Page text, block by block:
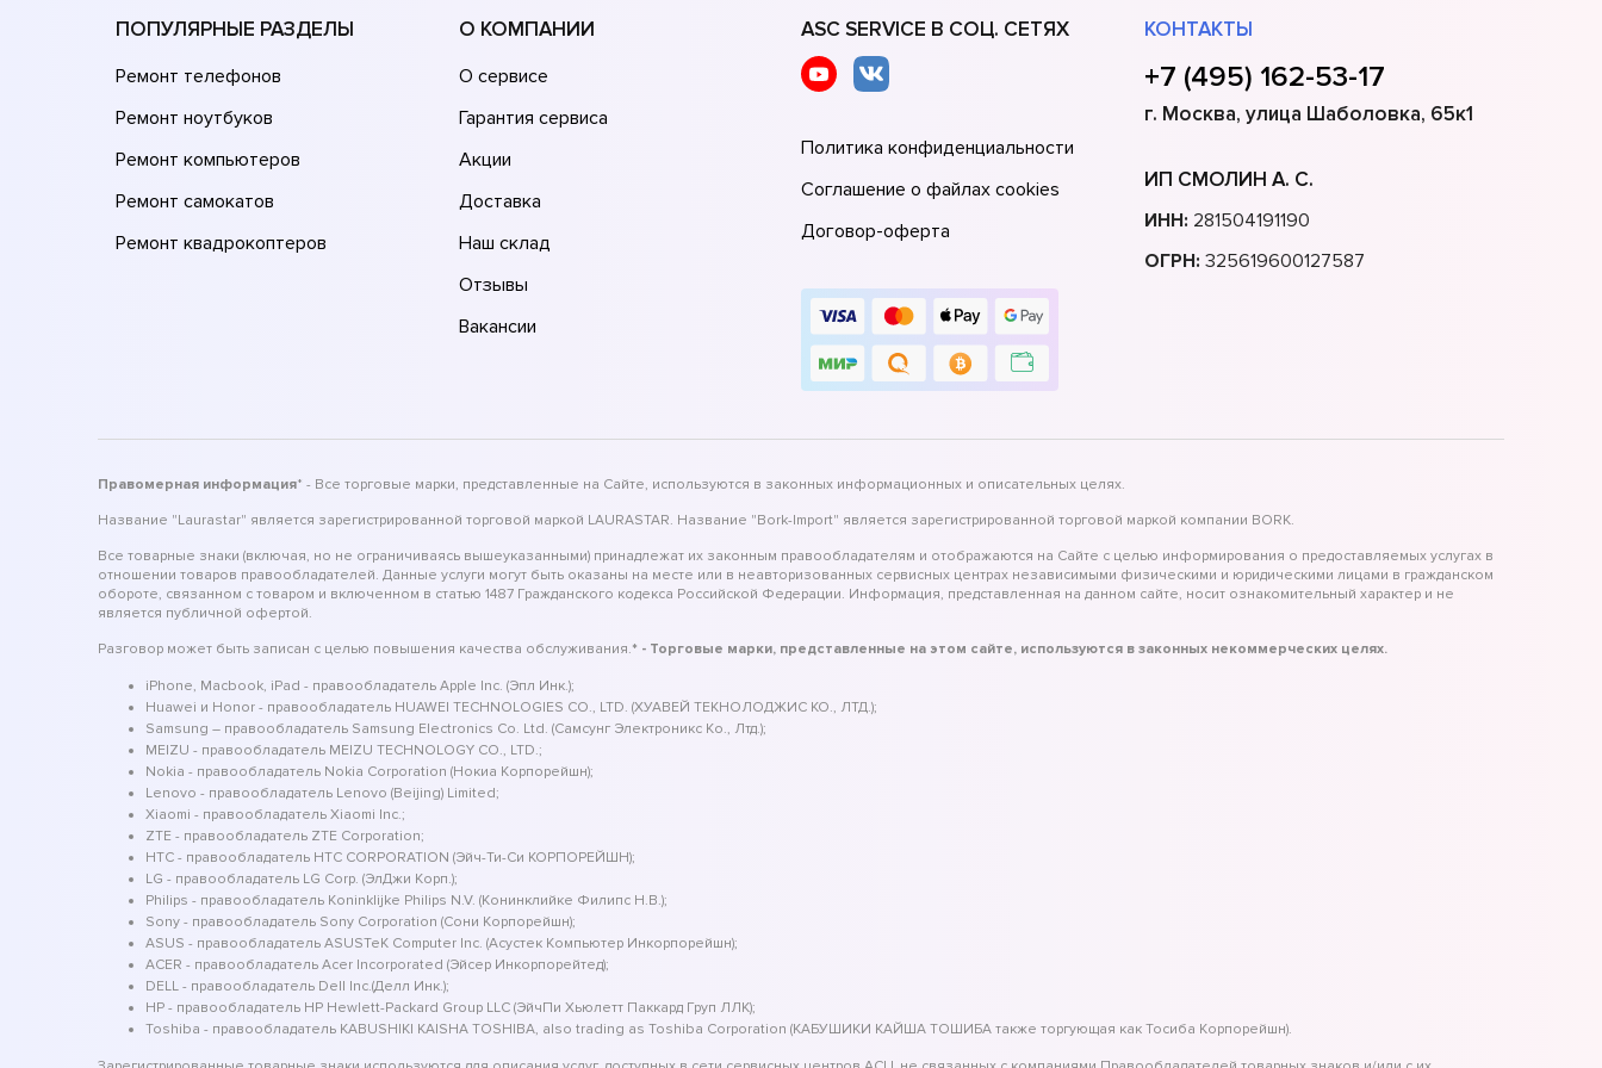
ПОПУЛЯРНЫЕ РАЗДЕЛЫ
Ремонт телефонов
Ремонт ноутбуков
Ремонт компьютеров
Ремонт самокатов
Ремонт квадрокоптеров
О КОМПАНИИ
О сервисе
Гарантия сервиса
Акции
Доставка
Наш склад
Отзывы
Вакансии
ASC SERVICE В СОЦ. СЕТЯХ
Политика конфиденциальности
Соглашение о файлах cookies
Договор-оферта
КОНТАКТЫ
+7 (495) 162-53-17
г. Москва, улица Шаболовка, 65к1
ИП СМОЛИН А. С.
ИНН: 281504191190
ОГРН: 325619600127587
Правомерная информация* - Все торговые марки, представленные на Сайте, используются в законных информационных и описательных целях.
Название "Laurastar" является зарегистрированной торговой маркой LAURASTAR. Название "Bork-Import" является зарегистрированной торговой маркой компании BORK.
Все товарные знаки (включая, но не ограничиваясь вышеуказанными) принадлежат их законным правообладателям и отображаются на Сайте с целью информирования о предоставляемых услугах в
отношении товаров правообладателей. Данные услуги могут быть оказаны на месте или в неавторизованных сервисных центрах независимыми физическими и юридическими лицами в гражданском
обороте, связанном с товаром и включенном в статью 1487 Гражданского кодекса Российской Федерации. Информация, представленная на данном сайте, носит ознакомительный характер и не
является публичной офертой.
Разговор может быть записан с целью повышения качества обслуживания.* - Торговые марки, представленные на этом сайте, используются в законных некоммерческих целях.
iPhone, Macbook, iPad - правообладатель Apple Inc. (Эпл Инк.);
Huawei и Honor - правообладатель HUAWEI TECHNOLOGIES CO., LTD. (ХУАВЕЙ ТЕКНОЛОДЖИС КО., ЛТД.);
Samsung – правообладатель Samsung Electronics Co. Ltd. (Самсунг Электроникс Ко., Лтд.);
MEIZU - правообладатель MEIZU TECHNOLOGY CO., LTD.;
Nokia - правообладатель Nokia Corporation (Нокиа Корпорейшн);
Lenovo - правообладатель Lenovo (Beijing) Limited;
Xiaomi - правообладатель Xiaomi Inc.;
ZTE - правообладатель ZTE Corporation;
HTC - правообладатель HTC CORPORATION (Эйч-Ти-Си КОРПОРЕЙШН);
LG - правообладатель LG Corp. (ЭлДжи Корп.);
Philips - правообладатель Koninklijke Philips N.V. (Конинклийке Филипс Н.В.);
Sony - правообладатель Sony Corporation (Сони Корпорейшн);
ASUS - правообладатель ASUSTeK Computer Inc. (Асустек Компьютер Инкорпорейшн);
ACER - правообладатель Acer Incorporated (Эйсер Инкорпорейтед);
DELL - правообладатель Dell Inc.(Делл Инк.);
HP - правообладатель HP Hewlett-Packard Group LLC (ЭйчПи Хьюлетт Паккард Груп ЛЛК);
Toshiba - правообладатель KABUSHIKI KAISHA TOSHIBA, also trading as Toshiba Corporation (КАБУШИКИ КАЙША ТОШИБА также торгующая как Тосиба Корпорейшн).